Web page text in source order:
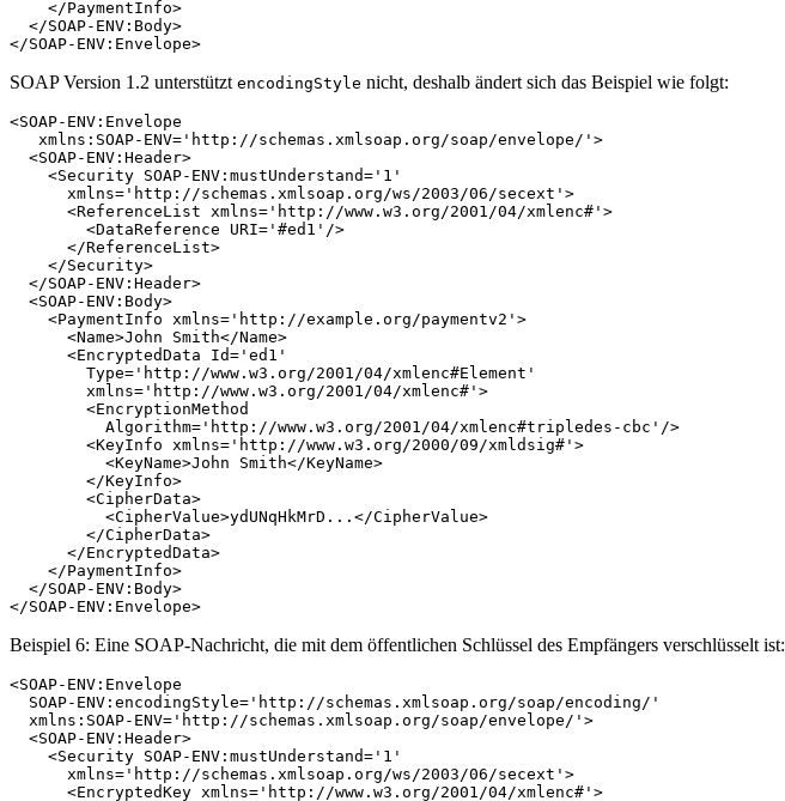
    </PaymentInfo>
  </SOAP-ENV:Body>
SOAP Version 1.2 unterstützt encodingStyle nicht, deshalb ändert sich das Beispiel wie folgt:
<SOAP-ENV:Envelope
   xmlns:SOAP-ENV='http://schemas.xmlsoap.org/soap/envelope/'>
  <SOAP-ENV:Header>
    <Security SOAP-ENV:mustUnderstand='1'
      xmlns='http://schemas.xmlsoap.org/ws/2003/06/secext'>
      <ReferenceList xmlns='http://www.w3.org/2001/04/xmlenc#'>
        <DataReference URI='#ed1'/>
      </ReferenceList>
    </Security>
  </SOAP-ENV:Header>
  <SOAP-ENV:Body>
    <PaymentInfo xmlns='http://example.org/paymentv2'>
      <Name>John Smith</Name>
      <EncryptedData Id='ed1'
        Type='http://www.w3.org/2001/04/xmlenc#Element'
        xmlns='http://www.w3.org/2001/04/xmlenc#'>
        <EncryptionMethod
          Algorithm='http://www.w3.org/2001/04/xmlenc#tripledes-cbc'/>
        <KeyInfo xmlns='http://www.w3.org/2000/09/xmldsig#'>
          <KeyName>John Smith</KeyName>
        </KeyInfo>
        <CipherData>
          <CipherValue>ydUNqHkMrD...</CipherValue>
        </CipherData>
      </EncryptedData>
    </PaymentInfo>
  </SOAP-ENV:Body>
Beispiel 6: Eine SOAP-Nachricht, die mit dem öffentlichen Schlüssel des Empfängers verschlüsselt ist:
<SOAP-ENV:Envelope
  SOAP-ENV:encodingStyle='http://schemas.xmlsoap.org/soap/encoding/'
  xmlns:SOAP-ENV='http://schemas.xmlsoap.org/soap/envelope/'>
  <SOAP-ENV:Header>
    <Security SOAP-ENV:mustUnderstand='1'
      xmlns='http://schemas.xmlsoap.org/ws/2003/06/secext'>
      <EncryptedKey xmlns='http://www.w3.org/2001/04/xmlenc#'>